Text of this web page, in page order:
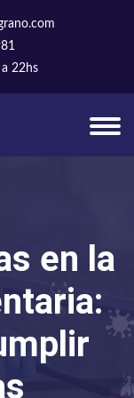
22hs
en la